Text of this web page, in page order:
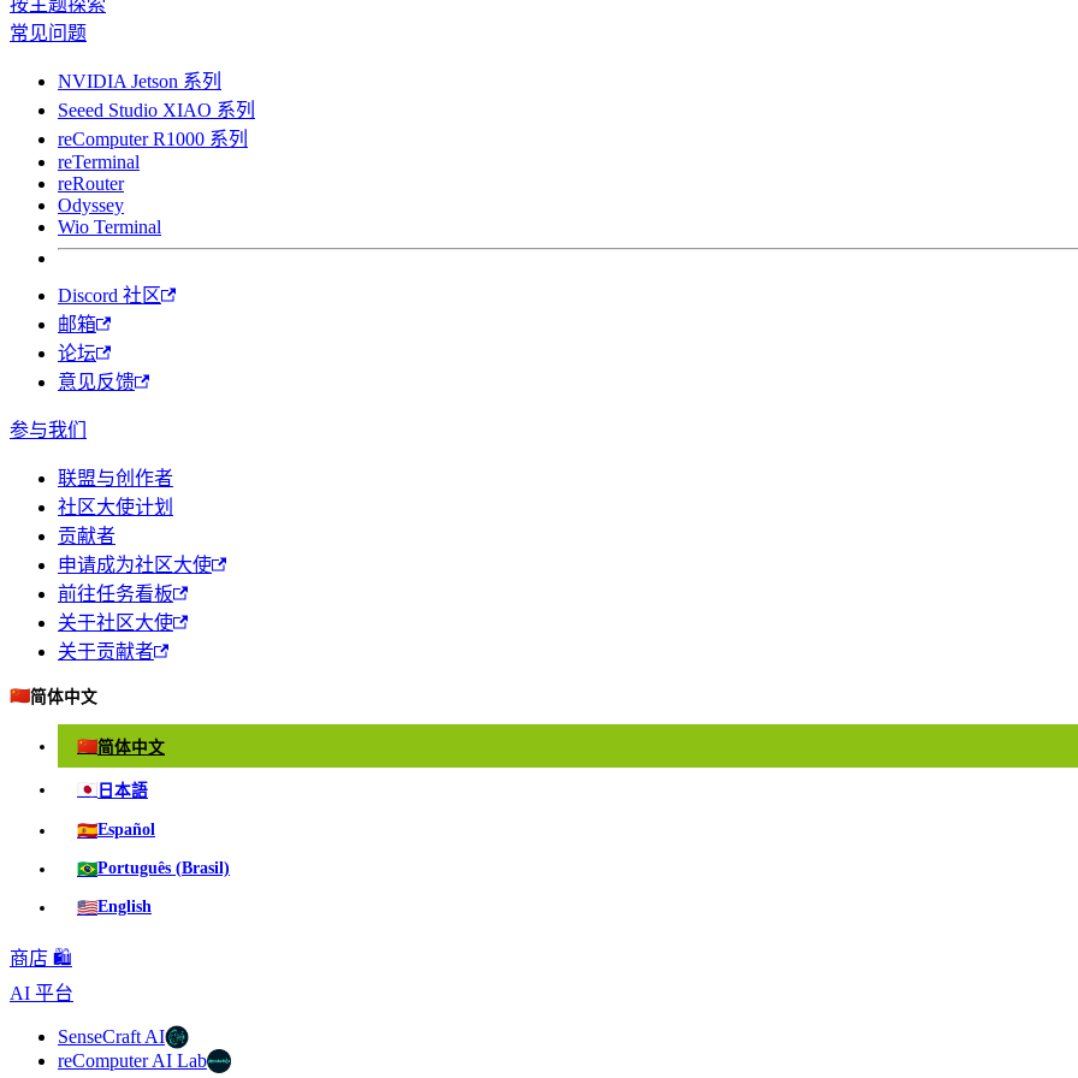
按主题探索
常见问题
NVIDIA Jetson 系列
Seeed Studio XIAO 系列
reComputer R1000 系列
reTerminal
reRouter
Odyssey
Wio Terminal
Discord 社区
邮箱
论坛
意见反馈
参与我们
联盟与创作者
社区大使计划
贡献者
申请成为社区大使
前往任务看板
关于社区大使
关于贡献者
🇨🇳简体中文
🇨🇳简体中文
🇯🇵 日本語
🇪🇸Español
🇧🇷Português (Brasil)
🇺🇸English
商店 🛍️
AI 平台
SenseCraft AI
reComputer AI Lab